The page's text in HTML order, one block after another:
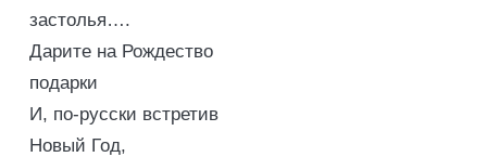
застолья….
Дарите на Рождество
подарки
И, по-русски встретив
Новый Год,